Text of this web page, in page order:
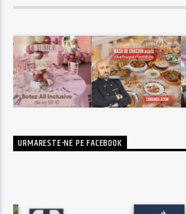
URMARESTE-NE PE FACEBOOK